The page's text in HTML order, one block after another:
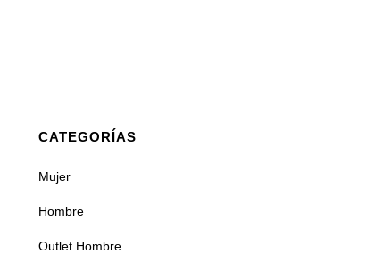
CATEGORÍAS
Mujer
Hombre
Outlet Hombre